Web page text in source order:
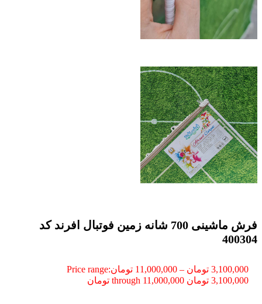
فرش ماشینی 700 شانه زمین فوتبال افرند كد
400304
3,100,000 تومان –
11,000,000 تومانPrice range:
3,100,000 تومان through 11,000,000 تومان